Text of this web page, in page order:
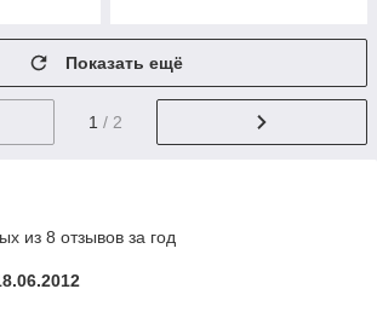
Показать ещё
1 / 2
из 8 отзывов за год